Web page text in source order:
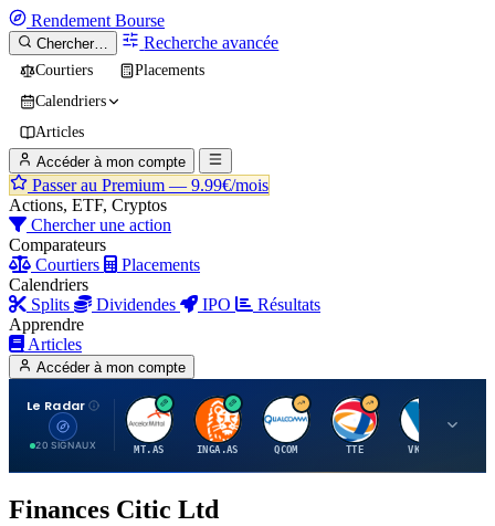
Rendement Bourse
Chercher… Recherche avancée
Courtiers
Placements
Calendriers
Articles
Accéder à mon compte
Passer au Premium — 9.99€/mois
Actions, ETF, Cryptos
Chercher une action
Comparateurs
Courtiers
Placements
Calendriers
Splits
Dividendes IPO
Résultats
Apprendre
Articles
Accéder à mon compte
Le Radar
20 SIGNAUX
A
MT.AS
I
INGA.AS
Q
QCOM
T
TTE VK.PA
Finances Citic Ltd